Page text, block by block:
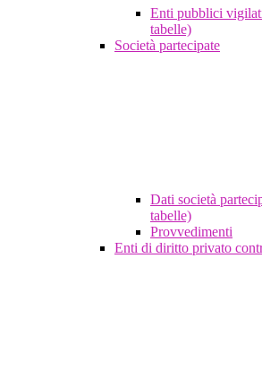
Enti pubblici
tabelle)
Società partecipate
Dati società
tabelle)
Provvedimenti
Enti di diritto privato